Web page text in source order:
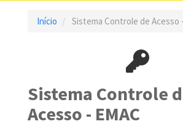
Início Sistema Controle de Acesso
Sistema Controle
Acesso - EMAC